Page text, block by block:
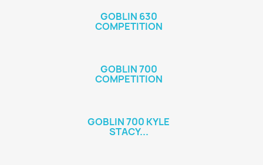
GOBLIN 630
COMPETITION
GOBLIN 700
COMPETITION
GOBLIN 700 KYLE
STACY...